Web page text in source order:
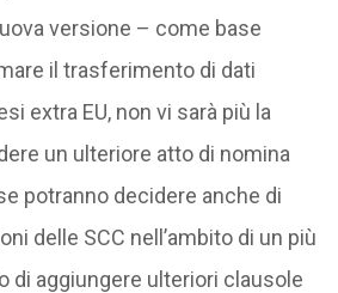
versione – come base
il trasferimento di dati
extra EU, non vi sarà più la
un ulteriore atto di nomina
potranno decidere anche di
delle SCC nell’ambito di un più
di aggiungere ulteriori clausole